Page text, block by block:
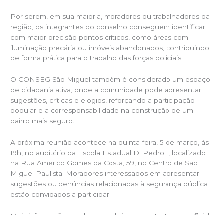
Por serem, em sua maioria, moradores ou trabalhadores da
região, os integrantes do conselho conseguem identificar
com maior precisão pontos críticos, como áreas com
iluminação precária ou imóveis abandonados, contribuindo
de forma prática para o trabalho das forças policiais.
O CONSEG São Miguel também é considerado um espaço
de cidadania ativa, onde a comunidade pode apresentar
sugestões, críticas e elogios, reforçando a participação
popular e a corresponsabilidade na construção de um
bairro mais seguro.
A próxima reunião acontece na quinta-feira, 5 de março, às
19h, no auditório da Escola Estadual D. Pedro I, localizado
na Rua Américo Gomes da Costa, 59, no Centro de São
Miguel Paulista. Moradores interessados em apresentar
sugestões ou denúncias relacionadas à segurança pública
estão convidados a participar.